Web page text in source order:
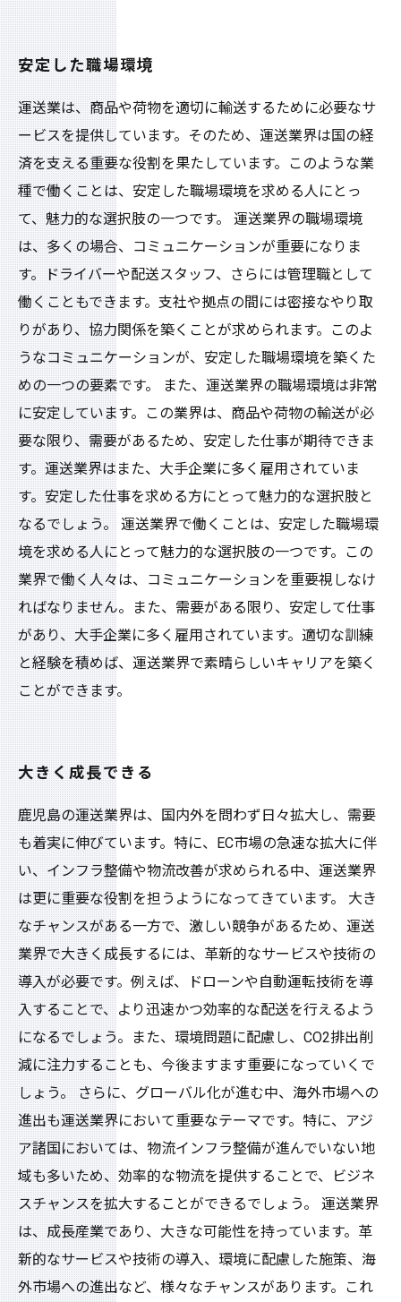
安定した職場環境
運送業は、商品や荷物を適切に輸送するために必要なサ
ービスを提供しています。そのため、運送業界は国の経
済を支える重要な役割を果たしています。このような業
種で働くことは、安定した職場環境を求める人にとっ
て、魅力的な選択肢の一つです。 運送業界の職場環境
は、多くの場合、コミュニケーションが重要になりま
す。ドライバーや配送スタッフ、さらには管理職として
働くこともできます。支社や拠点の間には密接なやり取
りがあり、協力関係を築くことが求められます。このよ
うなコミュニケーションが、安定した職場環境を築くた
めの一つの要素です。 また、運送業界の職場環境は非常
に安定しています。この業界は、商品や荷物の輸送が必
要な限り、需要があるため、安定した仕事が期待できま
す。運送業界はまた、大手企業に多く雇用されていま
す。安定した仕事を求める方にとって魅力的な選択肢と
なるでしょう。 運送業界で働くことは、安定した職場環
境を求める人にとって魅力的な選択肢の一つです。この
業界で働く人々は、コミュニケーションを重要視しなけ
ればなりません。また、需要がある限り、安定して仕事
があり、大手企業に多く雇用されています。適切な訓練
と経験を積めば、運送業界で素晴らしいキャリアを築く
ことができます。
大きく成長できる
鹿児島の運送業界は、国内外を問わず日々拡大し、需要
も着実に伸びています。特に、EC市場の急速な拡大に伴
い、インフラ整備や物流改善が求められる中、運送業界
は更に重要な役割を担うようになってきています。 大き
なチャンスがある一方で、激しい競争があるため、運送
業界で大きく成長するには、革新的なサービスや技術の
導入が必要です。例えば、ドローンや自動運転技術を導
入することで、より迅速かつ効率的な配送を行えるよう
になるでしょう。また、環境問題に配慮し、CO2排出削
減に注力することも、今後ますます重要になっていくで
しょう。 さらに、グローバル化が進む中、海外市場への
進出も運送業界において重要なテーマです。特に、アジ
ア諸国においては、物流インフラ整備が進んでいない地
域も多いため、効率的な物流を提供することで、ビジネ
スチャンスを拡大することができるでしょう。 運送業界
は、成長産業であり、大きな可能性を持っています。革
新的なサービスや技術の導入、環境に配慮した施策、海
外市場への進出など、様々なチャンスがあります。これ